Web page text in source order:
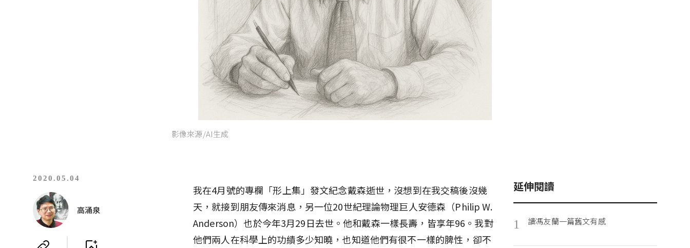
影像來源/AI生成
2020.05.04
高涌泉
我在4月號的專欄「形上集」發文紀念戴森逝世，沒想到在我交稿後沒幾
天，就接到朋友傳來消息，另一位20世紀理論物理巨人安德森（Philip W.
Anderson）也於今年3月29日去世。他和戴森一樣長壽，皆享年96。我對
他們兩人在科學上的功績多少知曉，也知道他們有很不一樣的脾性，卻不
延伸閱讀
1 讀馮友蘭一篇舊文有感